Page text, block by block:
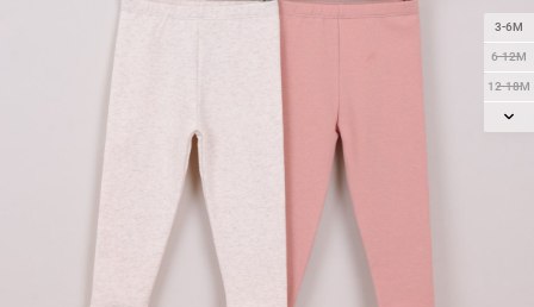
3-6M
6-12M
12-18M
18-24M